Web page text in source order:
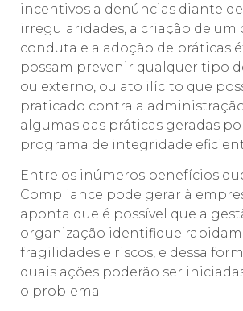
incentivos a denúncias diante de
irregularidades, a criação de um
conduta e a adoção de práticas
possam prevenir qualquer tipo
ou externo, ou ato ilícito que
praticado contra a
algumas das práticas geradas
programa de integridade
Entre os inúmeros benefícios
Compliance pode gerar à
aponta que é possível que a
organização identifique
fragilidades e riscos, e dessa
quais ações poderão ser
o problema.